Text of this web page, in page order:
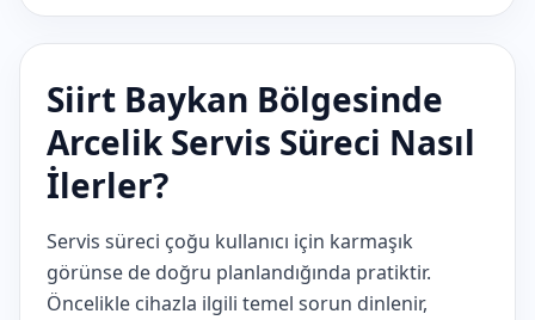
Siirt Baykan Bölgesinde
Arcelik Servis Süreci Nasıl
İlerler?
Servis süreci çoğu kullanıcı için karmaşık
görünse de doğru planlandığında pratiktir.
Öncelikle cihazla ilgili temel sorun dinlenir,